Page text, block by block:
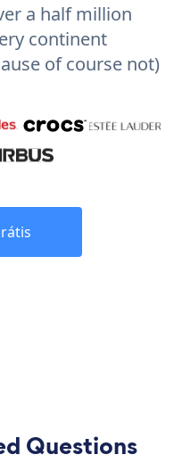
a half million
continent
of course not)
Questions